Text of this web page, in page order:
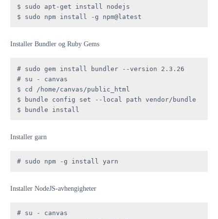
$ sudo apt-get install nodejs
$ sudo npm install -g npm@latest
Installer Bundler og Ruby Gems
# sudo gem install bundler --version 2.3.26
# su - canvas
$ cd /home/canvas/public_html
$ bundle config set --local path vendor/bundle
$ bundle install
Installer garn
# sudo npm -g install yarn
Installer NodeJS-avhengigheter
# su - canvas